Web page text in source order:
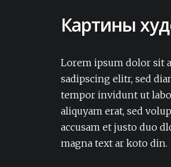
Картины
Lorem ipsum dolor sit
sadipscing elitr, sed
tempor invidunt ut
aliquyam erat, sed
accusam et justo duo
magna text ar koto din.
Lorem ipsum dolor
dignissimos ea eum,
expedita iure
non numquam
soluta tempore
amet, consectetur
autem delectus